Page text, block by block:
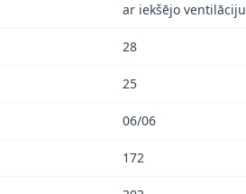
ar iekšējo ventilāciju
28
25
06/06
172